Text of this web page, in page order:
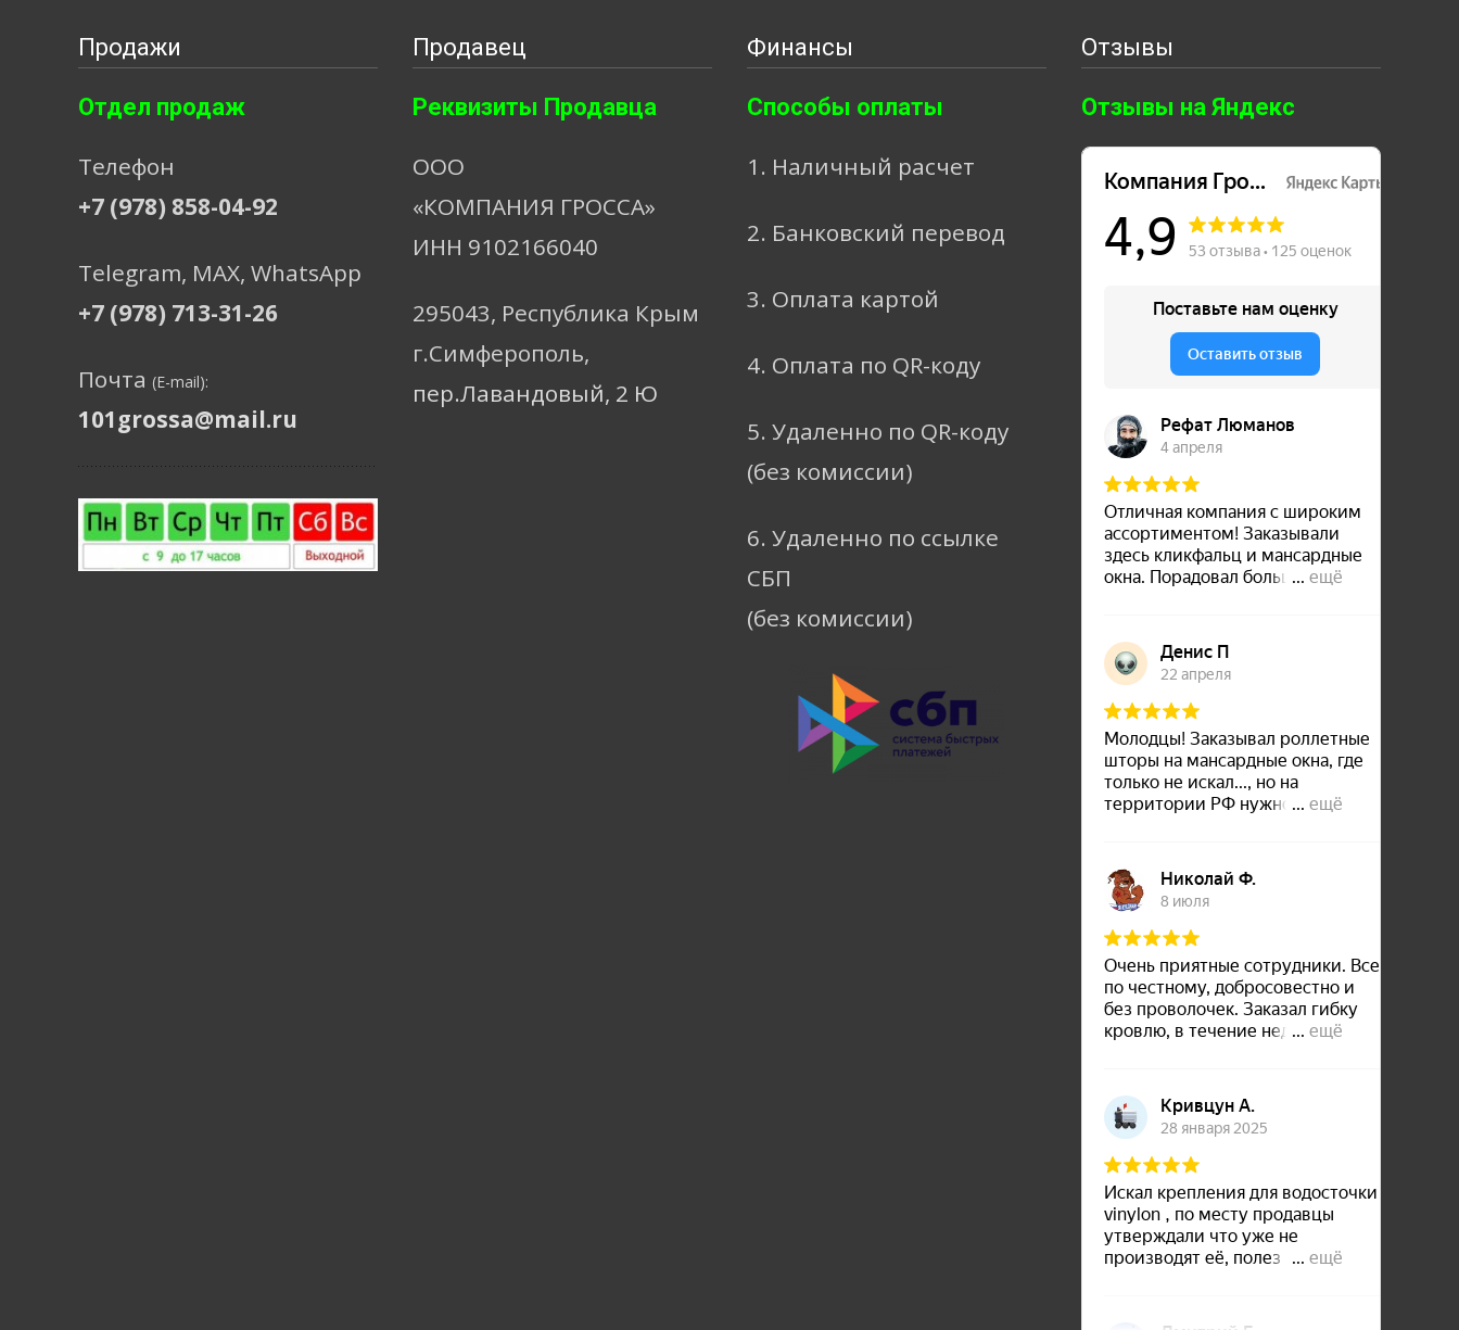
Продажи
Отдел продаж
Телефон
+7 (978) 858-04-92
Telegram, МАХ, WhatsApp
+7 (978) 713-31-26
Почта (E-mail):
101grossa@mail.ru
Продавец
Реквизиты Продавца
ООО
«КОМПАНИЯ ГРОССА»
ИНН 9102166040
295043, Республика Крым
г.Симферополь,
пер.Лавандовый, 2 Ю
Финансы
Способы оплаты
1. Наличный расчет
2. Банковский перевод
3. Оплата картой
4. Оплата по QR-коду
5. Удаленно по QR-коду
(без комиссии)
6. Удаленно по ссылке
СБП
(без комиссии)
Отзывы
Отзывы на Яндекс